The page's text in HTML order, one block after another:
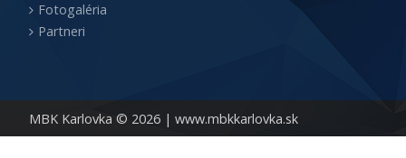
MBK Karlovka © 2026 | www.mbkkarlovka.sk
Fotogaléria
Partneri